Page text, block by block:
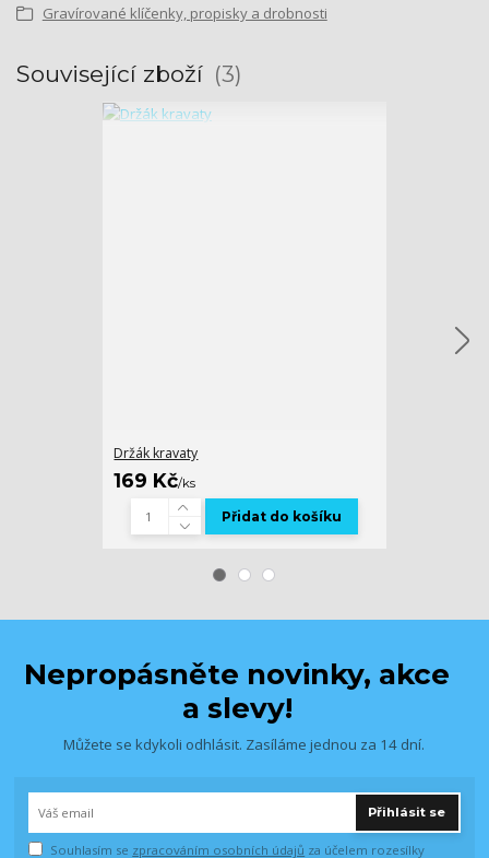
Gravírované klíčenky, propisky a drobnosti
Související zboží 3
Držák kravaty
169 Kč/ks
Přidat do košíku
Nepropásněte novinky, akce
a slevy!
Můžete se kdykoli odhlásit. Zasíláme jednou za 14 dní.
Přihlásit se
Souhlasím se zpracováním osobních údajů za účelem rozesílky